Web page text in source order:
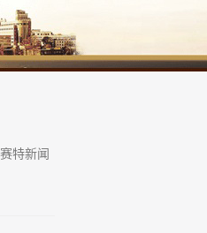
赛特新闻